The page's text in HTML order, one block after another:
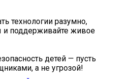
технологии разумно,
и поддерживайте живое
детей — пусть
а не угрозой!